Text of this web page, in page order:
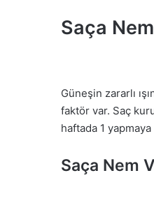
Saça
Güneşin zararlı
faktör var. Saç
haftada 1
Saça Nem